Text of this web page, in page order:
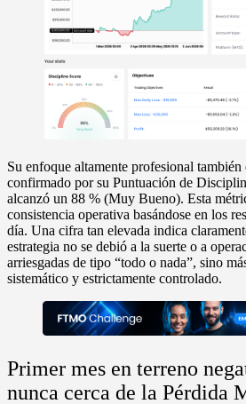
Su enfoque altamente profesional también
confirmado por su Puntuación de
alcanzó un 88 % (Muy Bueno). Esta
consistencia operativa basándose en los
día. Una cifra tan elevada indica
estrategia no se debió a la suerte o a
arriesgadas de tipo “todo o nada”, sino
sistemático y estrictamente controlado.
Primer mes en terreno
nunca cerca de la Pérdida